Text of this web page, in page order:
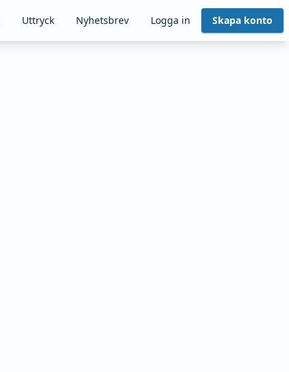
Uttryck Nyhetsbrev Logga in Skapa konto